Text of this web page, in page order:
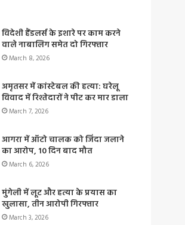
विदेशी हैंडलर्स के इशारे पर काम करने
वाले नाबालिग समेत दो गिरफ्तार
March 8, 2026
अमृतसर में कांस्टेबल की हत्या: घरेलू
विवाद में रिश्तेदारों ने पीट कर मार डाला
March 7, 2026
आगरा में ऑटो चालक को जिंदा जलाने
का आरोप, 10 दिन बाद मौत
March 6, 2026
मुंगेली में लूट और हत्या के प्रयास का
खुलासा, तीन आरोपी गिरफ्तार
March 3, 2026